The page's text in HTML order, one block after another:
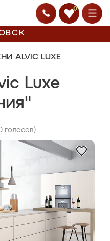
0
ALVIC LUXE
Luxe
голосов)